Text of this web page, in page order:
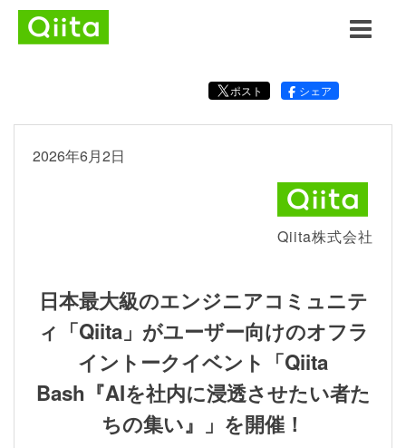
ポスト シェア
2026年6月2日
Qiita株式会社
日本最大級のエンジニアコミュニテ
ィ「Qiita」がユーザー向けのオフラ
イントークイベント「Qiita
Bash『AIを社内に浸透させたい者た
ちの集い』」を開催！